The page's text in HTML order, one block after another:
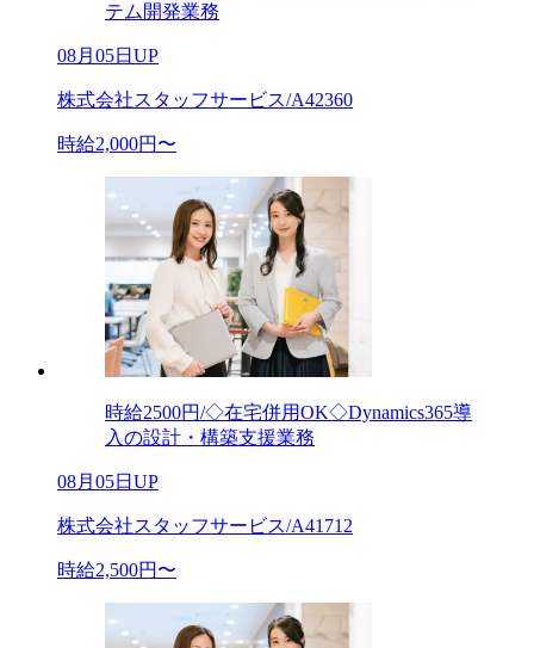
テム開発業務
08月05日UP
株式会社スタッフサービス/A42360
時給2,000円〜
時給2500円/◇在宅併用OK◇Dynamics365導
入の設計・構築支援業務
08月05日UP
株式会社スタッフサービス/A41712
時給2,500円〜